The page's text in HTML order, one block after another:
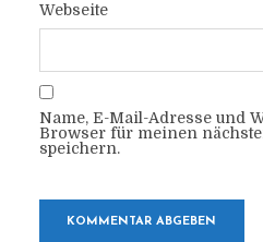
Webseite
Name, E-Mail-Adresse und
Browser für meinen
speichern.